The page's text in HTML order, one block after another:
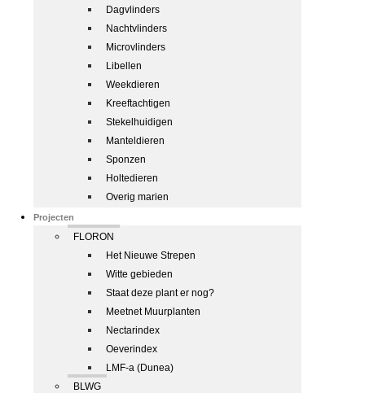
Dagvlinders
Nachtvlinders
Microvlinders
Libellen
Weekdieren
Kreeftachtigen
Stekelhuidigen
Manteldieren
Sponzen
Holtedieren
Overig marien
Projecten
FLORON
Het Nieuwe Strepen
Witte gebieden
Staat deze plant er nog?
Meetnet Muurplanten
Nectarindex
Oeverindex
LMF-a (Dunea)
BLWG